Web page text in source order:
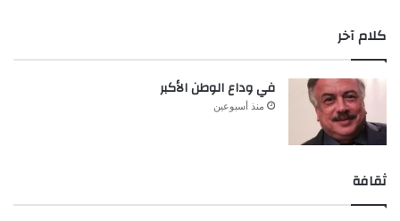
كلام آخر
في وداع الوطن الأكبر
منذ أسبوعين
ثقافة